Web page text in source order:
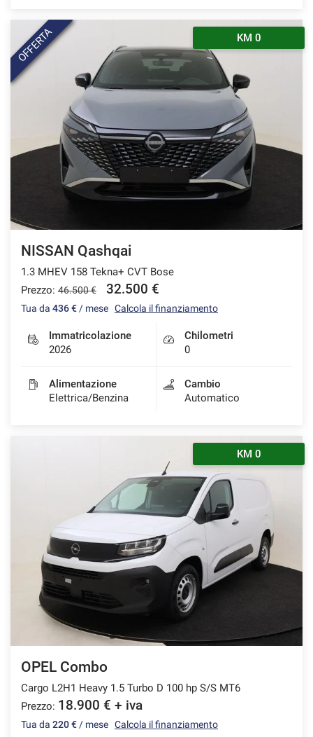
OFFERTA KM 0
NISSAN Qashqai
1.3 MHEV 158 Tekna+ CVT Bose
Prezzo: 46.500 € 32.500 €
Tua da 436 € / mese Calcola il finanziamento
Immatricolazione
2026
Chilometri
0
Alimentazione
Elettrica/Benzina
Cambio
Automatico
KM 0
OPEL Combo
Cargo L2H1 Heavy 1.5 Turbo D 100 hp S/S MT6
Prezzo: 18.900 € + iva
Tua da 220 € / mese Calcola il finanziamento